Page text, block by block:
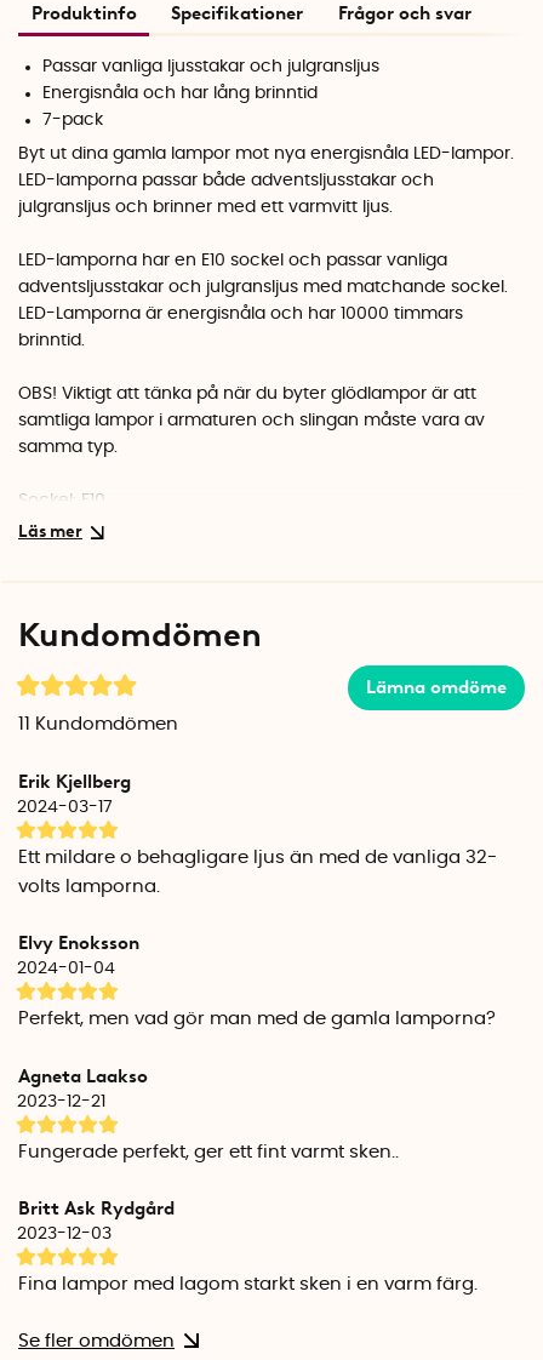
Produktinfo Specifikationer Frågor och svar
Passar vanliga ljusstakar och julgransljus
Energisnåla och har lång brinntid
7-pack
Byt ut dina gamla lampor mot nya energisnåla LED-lampor.
LED-lamporna passar både adventsljusstakar och
julgransljus och brinner med ett varmvitt ljus.
LED-lamporna har en E10 sockel och passar vanliga
adventsljusstakar och julgransljus med matchande sockel.
LED-Lamporna är energisnåla och har 10000 timmars
brinntid.
OBS! Viktigt att tänka på när du byter glödlampor är att
samtliga lampor i armaturen och slingan måste vara av
samma typ.
Sockel: E10
Varmvit: 2100 Kelvin
Kundomdömen
Lämna omdöme
Kundomdömen
Erik Kjellberg
2024-03-17
Ett mildare o behagligare ljus än med de vanliga 32-
volts lamporna.
Elvy Enoksson
2024-01-04
Perfekt, men vad gör man med de gamla lamporna?
Agneta Laakso
2023-12-21
Fungerade perfekt, ger ett fint varmt sken..
Britt Ask Rydgård
2023-12-03
Fina lampor med lagom starkt sken i en varm färg.
Se fler omdömen